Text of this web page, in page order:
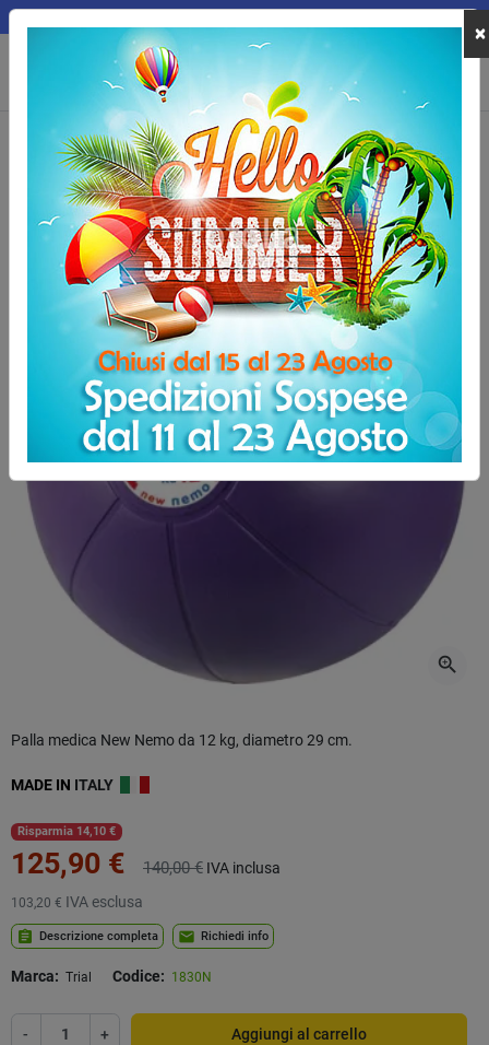
MEPA
Home Allenamento e Fitness Palle Mediche Palla medica New
Palla medica New Nemo - 12 kg
-14,10 €
zoom_in
Palla medica New Nemo da 12 kg, diametro 29 cm.
MADE IN ITALY
Risparmia 14,10 €
125,90 € 140,00 € IVA inclusa
103,20 € IVA esclusa
assignment Descrizione completa mail Richiedi info
Marca: Trial Codice: 1830N
- + Aggiungi al carrello
×